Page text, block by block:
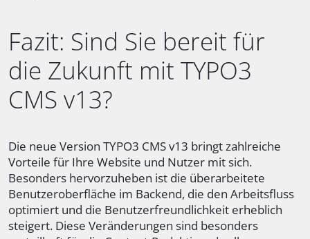
Fazit: Sind Sie bereit für
die Zukunft mit TYPO3
CMS v13?
Die neue Version TYPO3 CMS v13 bringt zahlreiche
Vorteile für Ihre Website und Nutzer mit sich.
Besonders hervorzuheben ist die überarbeitete
Benutzeroberfläche im Backend, die den Arbeitsfluss
optimiert und die Benutzerfreundlichkeit erheblich
steigert. Diese Veränderungen sind besonders